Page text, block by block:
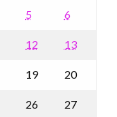
5 6
12 13
19 20
26 27